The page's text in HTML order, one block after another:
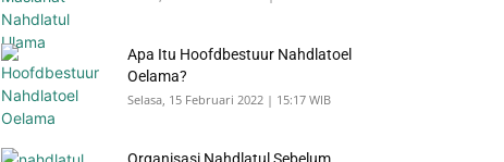
Apa Itu Hoofdbestuur Nahdlatoel
Oelama?
Selasa, 15 Februari 2022 | 15:17 WIB